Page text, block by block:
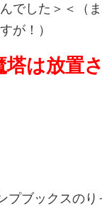
でした＞＜（
が！）
塔は放置
プブックスのり